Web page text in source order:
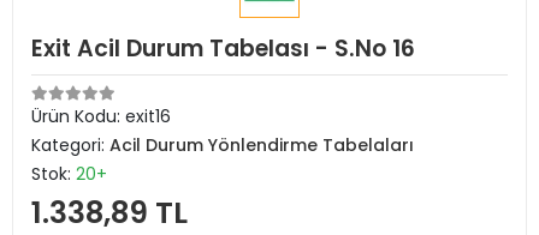
Exit Acil Durum Tabelası - S.No 16
Ürün Kodu: exit16
Kategori: Acil Durum Yönlendirme Tabelaları
Stok: 20+
1.338,89 TL